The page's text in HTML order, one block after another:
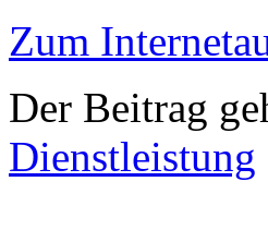
Zum
Der Beitrag
Dienstleistung